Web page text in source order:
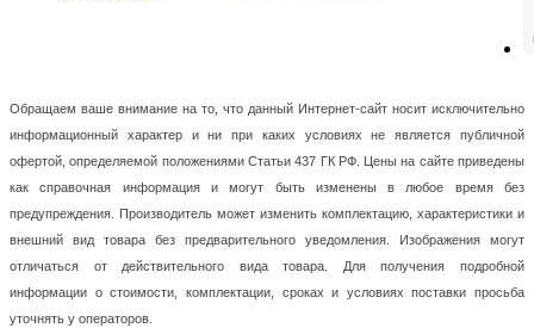
Обращаем ваше внимание на то, что данный Интернет-сайт носит исключительно
информационный характер и ни при каких условиях не является публичной
офертой, определяемой положениями Статьи 437 ГК РФ. Цены на сайте приведены
как справочная информация и могут быть изменены в любое время без
предупреждения. Производитель может изменить комплектацию, характеристики и
внешний вид товара без предварительного уведомления. Изображения могут
отличаться от действительного вида товара. Для получения подробной
информации о стоимости, комплектации, сроках и условиях поставки просьба
уточнять у операторов.